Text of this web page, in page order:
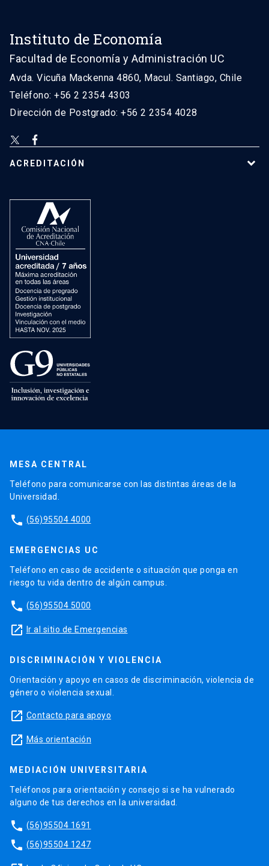
Instituto de Economía
Facultad de Economía y Administración UC
Avda. Vicuña Mackenna 4860, Macul. Santiago, Chile
Teléfono: +56 2 2354 4303
Dirección de Postgrado: +56 2 2354 4028
ACREDITACIÓN
MESA CENTRAL
Teléfono para comunicarse con las distintas áreas de la
Universidad.
phone (56)95504 4000
EMERGENCIAS UC
Teléfono en caso de accidente o situación que ponga en
riesgo tu vida dentro de algún campus.
phone (56)95504 5000
launch Ir al sitio de Emergencias
DISCRIMINACIÓN Y VIOLENCIA
Orientación y apoyo en casos de discriminación, violencia de
género o violencia sexual.
launch Contacto para apoyo
launch Más orientación
MEDIACIÓN UNIVERSITARIA
Teléfonos para orientación y consejo si se ha vulnerado
alguno de tus derechos en la universidad.
phone (56)95504 1691
phone (56)95504 1247